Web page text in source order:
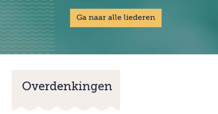
Ga naar alle liederen
Overdenkingen